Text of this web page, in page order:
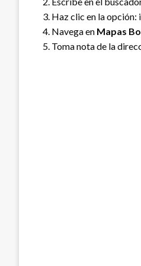
Haz clic en la opción:
Navega en Mapas
Toma nota de la